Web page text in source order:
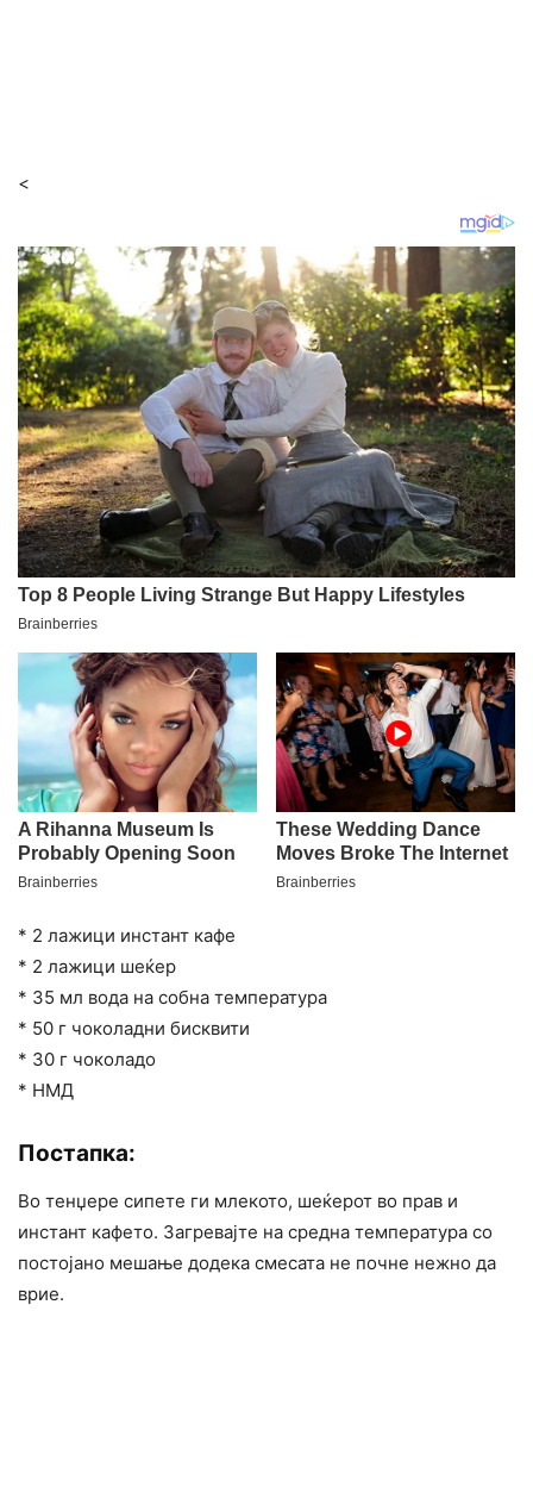
<
* 2 лажици инстант кафе
* 2 лажици шеќер
* 35 мл вода на собна температура
* 50 г чоколадни бисквити
* 30 г чоколадо
* НМД
Постапка:
Во тенџере сипете ги млекото, шеќерот во прав и
инстант кафето. Загревајте на средна температура со
постојано мешање додека смесата не почне нежно да
врие.